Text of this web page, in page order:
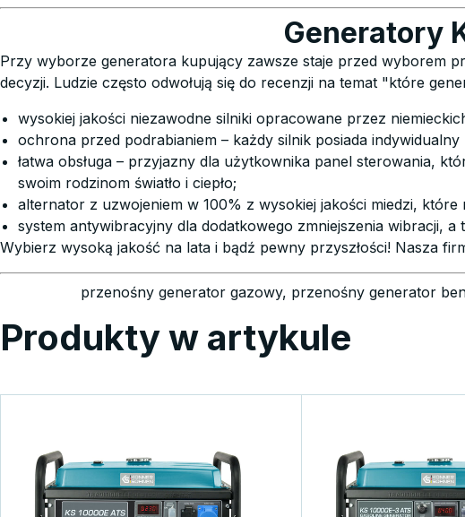
Generatory
Przy wyborze generatora kupujący zawsze staje przed wyborem
decyzji. Ludzie często odwołują się do recenzji na temat "które
wysokiej jakości niezawodne silniki opracowane przez
ochrona przed podrabianiem – każdy silnik posiada
łatwa obsługa – przyjazny dla użytkownika panel sterowania,
swoim rodzinom światło i ciepło;
alternator z uzwojeniem w 100% z wysokiej jakości miedzi,
system antywibracyjny dla dodatkowego zmniejszenia wibracji,
Wybierz wysoką jakość na lata i bądź pewny przyszłości! Nasza
przenośny generator gazowy, przenośny generator
Produkty w artykule
specjalne
First Name